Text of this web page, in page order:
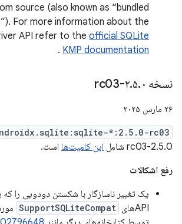
source (also known as “bundled
For more information about the
API refer to the official SQLite
KMP documentation
.
نسخه ۲ .۵.۰-rc03
۲۶ مارس ۲۰۲۵
*:2.5.0-rc03
2.5.0-rc03 شامل
این کامیت‌ها است.
رفع اشکالات
یک تغییر ناسازگار با شکستن دودویی را که
APIهای
SupportSQLiteCompat